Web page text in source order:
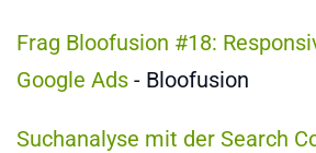
Frag Bloofusion #18:
Google Ads - Bloofusion
Suchanalyse mit der Search